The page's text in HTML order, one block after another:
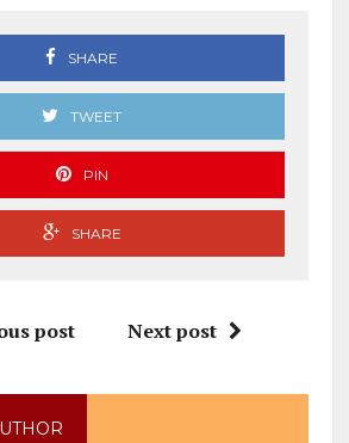
SHARE
TWEET
PIN
SHARE
post Next post